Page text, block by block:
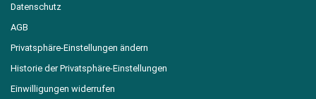
Datenschutz
AGB
Privatsphäre-Einstellungen ändern
Historie der Privatsphäre-Einstellungen
Einwilligungen widerrufen